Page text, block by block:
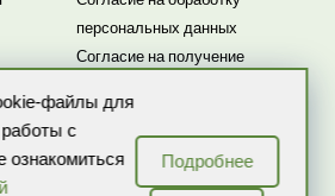
персональных данных
Согласие на получение
Новости
файлы для
с
Подробнее